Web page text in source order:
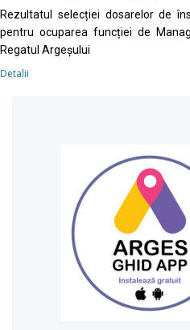
Rezultatul selecției dosarelor de
pentru ocuparea funcției de
Regatul Argeșului
Detalii